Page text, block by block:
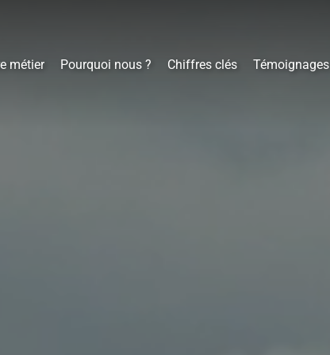
métier Pourquoi nous ? Chiffres clés Témoignages